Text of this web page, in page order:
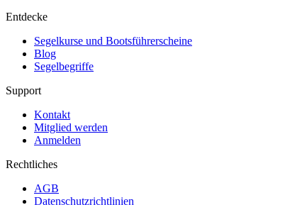
Entdecke
Segelkurse und Bootsführerscheine
Blog
Segelbegriffe
Support
Kontakt
Mitglied werden
Anmelden
Rechtliches
AGB
Datenschutzrichtlinien